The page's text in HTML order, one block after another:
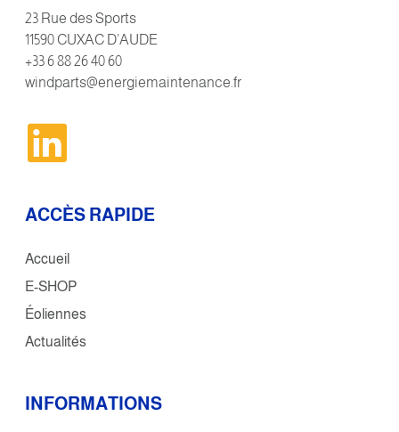
23 Rue des Sports
11590 CUXAC D’AUDE
+33 6 88 26 40 60
windparts@energiemaintenance.fr
ACCÈS RAPIDE
Accueil
E-SHOP
Éoliennes
Actualités
INFORMATIONS